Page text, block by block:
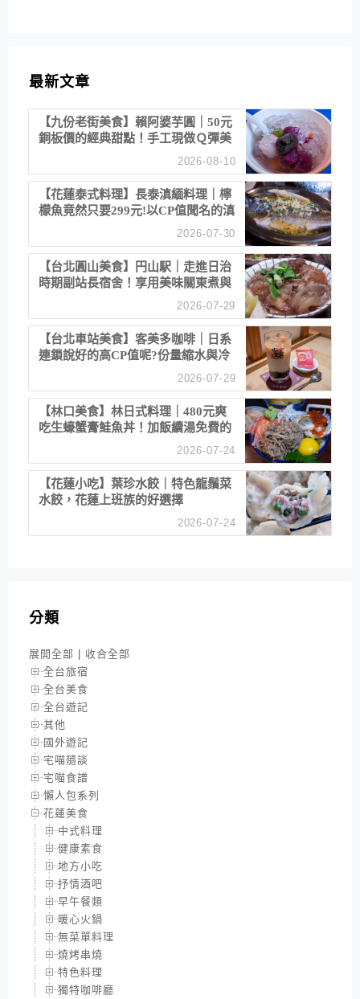
最新文章
【九份老街美食】賴阿婆芋圓｜50元
銅板價的經典甜點！手工現做Ｑ彈美
2026-08-10
【花蓮泰式料理】長泰滇緬料理｜檸
檬魚竟然只要299元!以CP值聞名的滇
2026-07-30
【台北圓山美食】円山駅｜走進日治
時期副站長宿舍！享用美味關東煮與
2026-07-29
【台北車站美食】客美多咖啡｜日系
連鎖說好的高CP值呢?份量縮水與冷
2026-07-29
【林口美食】林日式料理｜480元爽
吃生蠔蟹膏鮭魚丼！加飯續湯免費的
2026-07-24
【花蓮小吃】葉珍水餃｜特色龍鬚菜
水餃，花蓮上班族的好選擇
2026-07-24
分類
展開全部 | 收合全部
全台旅宿
全台美食
全台遊記
其他
國外遊記
宅喵隨談
宅喵食譜
懶人包系列
花蓮美食
中式料理
健康素食
地方小吃
抒情酒吧
早午餐類
暖心火鍋
無菜單料理
燒烤串燒
特色料理
獨特咖啡廳